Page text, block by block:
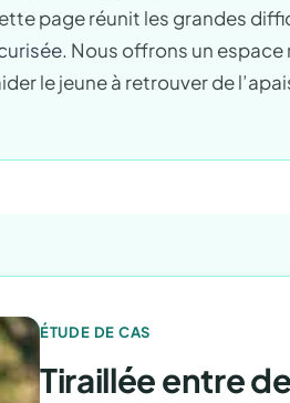
page réunit les grandes
. Nous offrons un
le jeune à retrouver de
ÉTUDE DE CAS
Tiraillée entre